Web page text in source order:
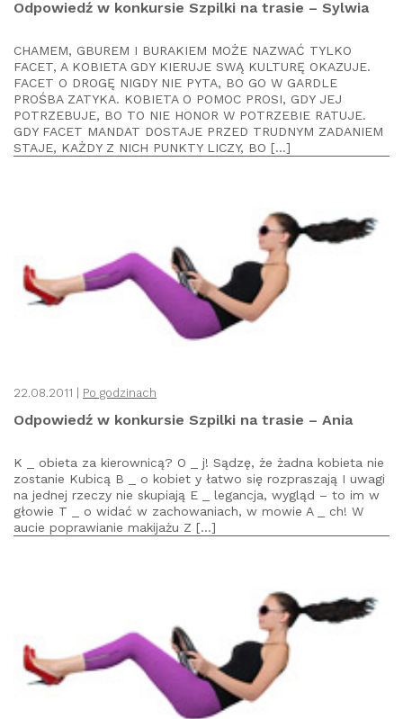
Odpowiedź w konkursie Szpilki na trasie – Sylwia
CHAMEM, GBUREM I BURAKIEM MOŻE NAZWAĆ TYLKO
FACET, A KOBIETA GDY KIERUJE SWĄ KULTURĘ OKAZUJE.
FACET O DROGĘ NIGDY NIE PYTA, BO GO W GARDLE
PROŚBA ZATYKA. KOBIETA O POMOC PROSI, GDY JEJ
POTRZEBUJE, BO TO NIE HONOR W POTRZEBIE RATUJE.
GDY FACET MANDAT DOSTAJE PRZED TRUDNYM ZADANIEM
STAJE, KAŻDY Z NICH PUNKTY LICZY, BO […]
22.08.2011 | Po godzinach
Odpowiedź w konkursie Szpilki na trasie – Ania
K _ obieta za kierownicą? O _ j! Sądzę, że żadna kobieta nie
zostanie Kubicą B _ o kobiet y łatwo się rozpraszają I uwagi
na jednej rzeczy nie skupiają E _ legancja, wygląd – to im w
głowie T _ o widać w zachowaniach, w mowie A _ ch! W
aucie poprawianie makijażu Z […]